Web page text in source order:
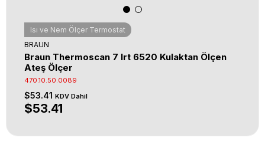
Isı ve Nem Ölçer Termostat
BRAUN
Braun Thermoscan 7 Irt 6520 Kulaktan Ölçen
Ateş Ölçer
470.10.50.0089
$53.41 KDV Dahil
$53.41